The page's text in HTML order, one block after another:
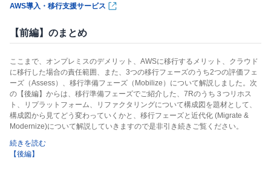
AWS導入・移行支援サービス
【前編】のまとめ
ここまで、オンプレミスのデメリット、AWSに移行するメリット、クラウド
に移行した場合の責任範囲、また、3つの移行フェーズのうち2つの評価フェ
ーズ（Assess）、移行準備フェーズ（Mobilize）について解説しました。次
の【後編】からは、移行準備フェーズでご紹介した、7Rのうち３つリホス
ト、リプラットフォーム、リファクタリングについて構成図を題材として、
構成図から見てどう変わっていくかと、移行フェーズと近代化 (Migrate &
Modernize)について解説していきますので是非引き続きご覧ください。
続きを読む
【後編】